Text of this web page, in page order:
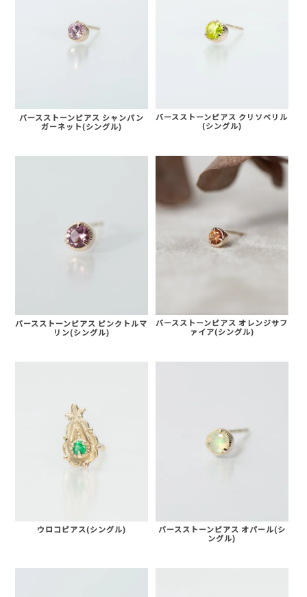
バースストーンピアス シャンパン
ガーネット(シングル)
バースストーンピアス クリソベリル
(シングル)
バースストーンピアス ピンクトルマ
リン(シングル)
バースストーンピアス オレンジサフ
ァイア(シングル)
ウロコピアス(シングル)
バースストーンピアス オパール(シ
ングル)